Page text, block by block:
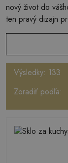
nový život do
ten pravý dizajn
Výsledky: 133
Zoradiť podľa: